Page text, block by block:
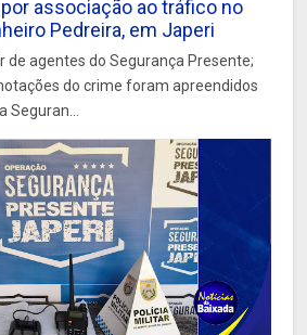
associação ao tráfico no
Pedreira, em Japeri
agentes do Segurança Presente;
do crime foram apreendidos